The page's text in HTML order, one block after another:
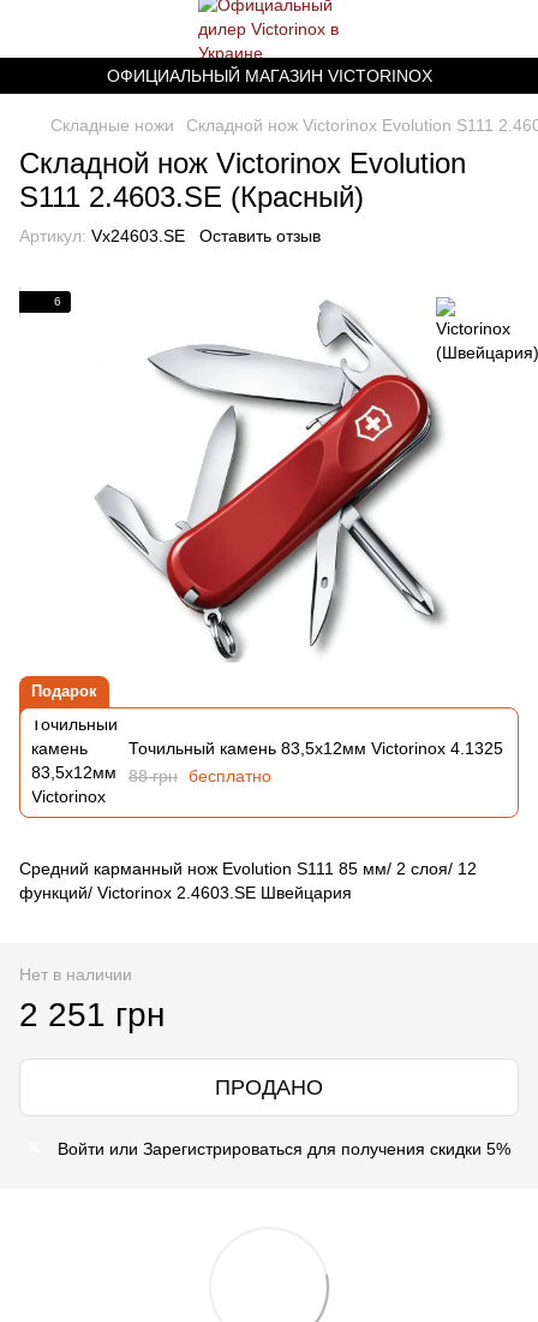
ОФИЦИАЛЬНЫЙ МАГАЗИН VICTORINOX
Складные ножи Складной нож Victorinox Evolution S111
Складной нож Victorinox Evolution
S111 2.4603.SE (Красный)
Артикул: Vx24603.SE Оставить отзыв
6
Подарок
Точильный камень 83,5х12мм Victorinox 4.1325
88 грн бесплатно
Средний карманный нож Evolution S111 85 мм/ 2 слоя/ 12
функций/ Victorinox 2.4603.SE Швейцария
Нет в наличии
2 251 грн
ПРОДАНО
Войти или Зарегистрироваться для получения скидки 5%